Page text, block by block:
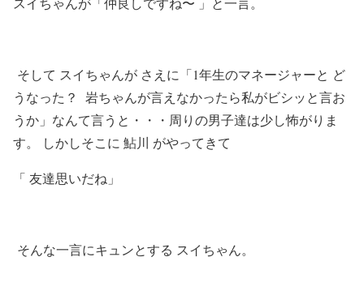
そして スイちゃんが さえに「1年生のマネージャーと ど
うなった？ 岩ちゃんが言えなかったら私がビシッと言お
うか」なんて言うと・・・周りの男子達は少し怖がりま
す。 しかしそこに 鮎川 がやってきて
「 友達思いだね」
そんな一言にキュンとする スイちゃん。